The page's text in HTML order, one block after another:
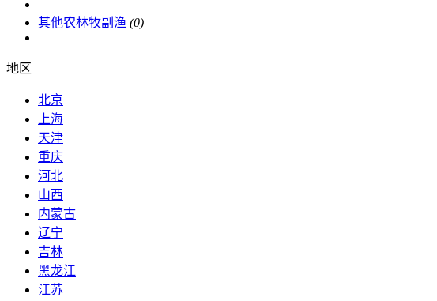
其他农林牧副渔 (0)
地区
北京
上海
天津
重庆
河北
山西
内蒙古
辽宁
吉林
黑龙江
江苏